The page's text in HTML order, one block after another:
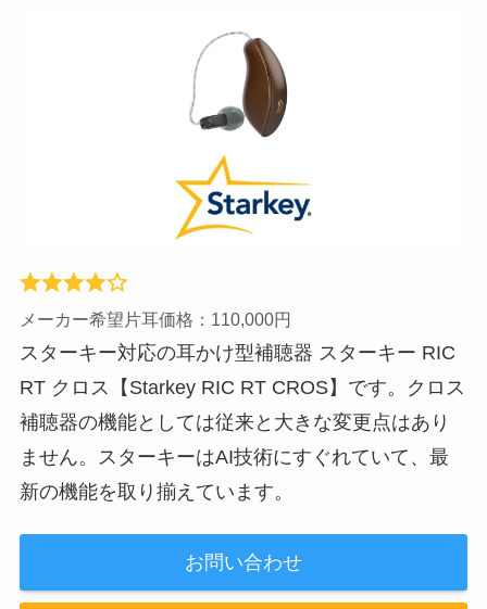
メーカー希望片耳価格：110,000円
スターキー対応の耳かけ型補聴器 スターキー RIC
RT クロス【Starkey RIC RT CROS】です。クロス
補聴器の機能としては従来と大きな変更点はあり
ません。スターキーはAI技術にすぐれていて、最
新の機能を取り揃えています。
お問い合わせ